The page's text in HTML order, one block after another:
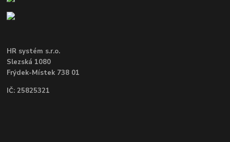
HR systém s.r.o.
Slezská 1080
Frýdek-Místek 738 01
IČ: 25825321